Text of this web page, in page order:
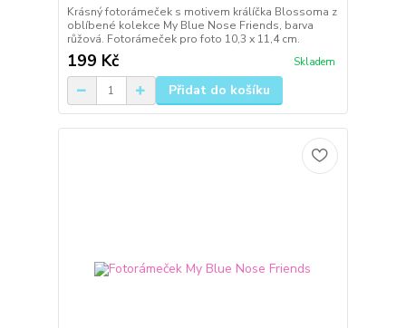
Krásný fotorámeček s motivem králíčka Blossoma z
oblíbené kolekce My Blue Nose Friends, barva
růžová. Fotorámeček pro foto 10,3 x 11,4 cm.
199 Kč Skladem
Přidat do košíku